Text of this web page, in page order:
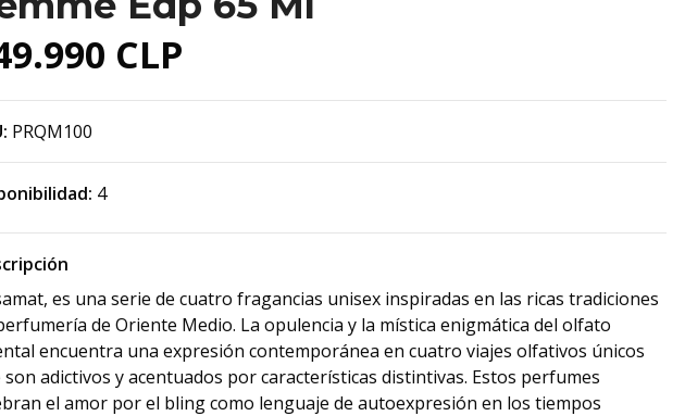
CLP
PRQM100
4
es una serie de cuatro fragancias unisex inspiradas en las ricas tradiciones
de Oriente Medio. La opulencia y la mística enigmática del olfato
encuentra una expresión contemporánea en cuatro viajes olfativos únicos
son adictivos y acentuados por características distintivas. Estos perfumes
el amor por el bling como lenguaje de autoexpresión en los tiempos